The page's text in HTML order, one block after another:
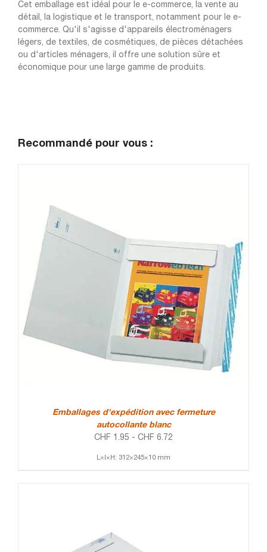
Cet emballage est idéal pour le e-commerce, la vente au
détail, la logistique et le transport, notamment pour le e-
commerce. Qu'il s'agisse d'appareils électroménagers
légers, de textiles, de cosmétiques, de pièces détachées
ou d'articles ménagers, il offre une solution sûre et
économique pour une large gamme de produits.
Recommandé pour vous :
Emballages d'expédition avec fermeture
autocollante blanc
CHF 1.95 - CHF 6.72
L×l×H: 312×245×10 mm